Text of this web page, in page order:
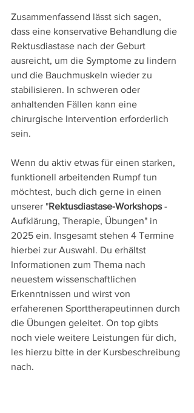
Zusammenfassend lässt sich sagen,
dass eine konservative Behandlung die
Rektusdiastase nach der Geburt
ausreicht, um die Symptome zu lindern
und die Bauchmuskeln wieder zu
stabilisieren. In schweren oder
anhaltenden Fällen kann eine
chirurgische Intervention erforderlich
sein.
Wenn du aktiv etwas für einen starken,
funktionell arbeitenden Rumpf tun
möchtest, buch dich gerne in einen
unserer "Rektusdiastase-Workshops -
Aufklärung, Therapie, Übungen" in
2025 ein. Insgesamt stehen 4 Termine
hierbei zur Auswahl. Du erhältst
Informationen zum Thema nach
neuestem wissenschaftlichen
Erkenntnissen und wirst von
erfaherenen Sporttherapeutinnen durch
die Übungen geleitet. On top gibts
noch viele weitere Leistungen für dich,
les hierzu bitte in der Kursbeschreibung
nach.